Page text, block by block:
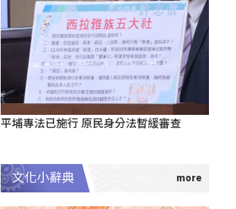
平埔專法已施行 原民身分法暫緩審查
文化小辭典